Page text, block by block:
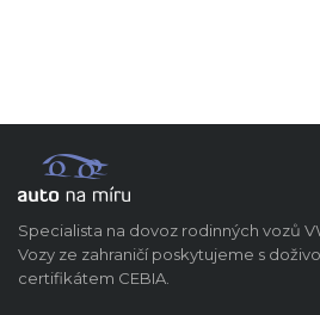
Specialista na dovoz rodinných vozů
Vozy ze zahraničí poskytujeme s
certifikátem CEBIA.